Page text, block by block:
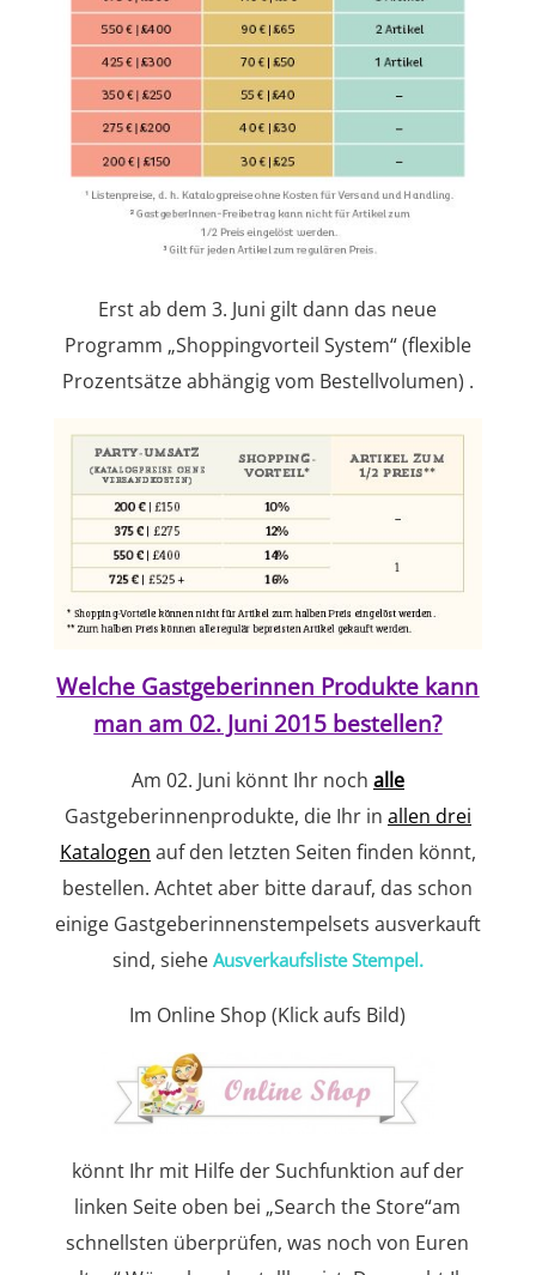
Erst ab dem 3. Juni gilt dann das neue
Programm „Shoppingvorteil System“ (flexible
Prozentsätze abhängig vom Bestellvolumen) .
Welche Gastgeberinnen Produkte kann
man am 02. Juni 2015 bestellen?
Am 02. Juni könnt Ihr noch alle
Gastgeberinnenprodukte, die Ihr in allen drei
Katalogen auf den letzten Seiten finden könnt,
bestellen. Achtet aber bitte darauf, das schon
einige Gastgeberinnenstempelsets ausverkauft
sind, siehe Ausverkaufsliste Stempel.
Im Online Shop (Klick aufs Bild)
könnt Ihr mit Hilfe der Suchfunktion auf der
linken Seite oben bei „Search the Store“am
schnellsten überprüfen, was noch von Euren